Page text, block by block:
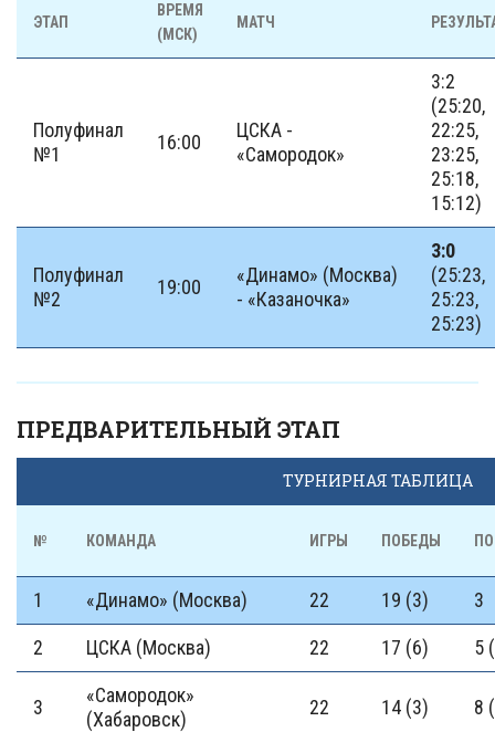
ЭТАП
ВРЕМЯ
(МСК)
МАТЧ
Полуфинал
№1
16:00
ЦСКА -
«Самородок»
3:2
(25:20,
22:25,
23:25,
25:18,
15:12)
Полуфинал
№2
19:00
«Динамо» (Москва)
- «Казаночка»
3:0
(25:23,
25:23,
25:23)
ПРЕДВАРИТЕЛЬНЫЙ ЭТАП
ТУРНИРНАЯ ТАБЛИЦА
№ КОМАНДА ИГРЫ ПОБЕДЫ
1 «Динамо» (Москва) 22 19 (3) 3
2 ЦСКА (Москва) 22 17 (6) 5
3
«Самородок»
(Хабаровск)
22 14 (3) 8